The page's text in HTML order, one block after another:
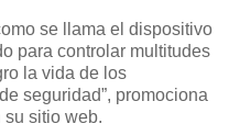
se llama el dispositivo
para controlar multitudes
la vida de los
seguridad”, promociona
su sitio web.